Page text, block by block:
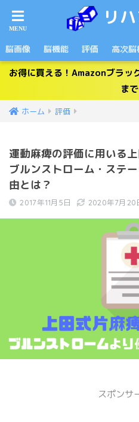
リハ
脳画像 脳機能 評価 高次
お得に買える！Amazonブラッ
まで
ホーム 評価
運動麻痺の評価に用いる
ブルンストローム・ステ
由とは？
2017年11月5日 2020年7月20
スポンサ